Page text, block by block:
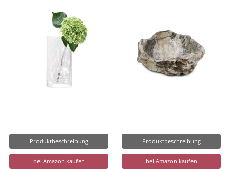
Produktbeschreibung
bei Amazon kaufen
Produktbeschreibung
bei Amazon kaufen